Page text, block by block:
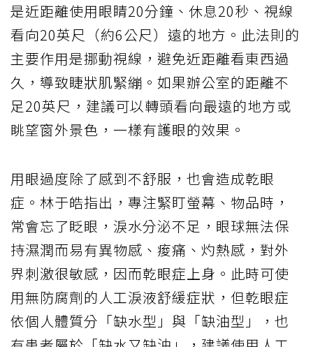
是近距離使用眼睛20分鐘、休息20秒、視線
看向20英尺（約6公尺）遠的地方。此法則的
主要作用是挪動視線，避免近距離看東西過
久，導致睫狀肌緊繃。如果辦公室的距離不
足20英尺，建議可以轉頭看向最遠的地方或
眺望窗外景色，一樣有護眼的效果。
用眼過度除了感到不舒服，也會造成乾眼
症。林于皓指出，專注緊盯螢幕、物品時，
常會忘了眨眼，淚水分泌不足，眼球無法保
持濕潤而易有異物感、痠痛、灼熱感，對外
界刺激很敏感，因而乾眼症上身。此時可使
用無防腐劑的人工淚液舒緩症狀，但乾眼症
依個人體質分「缺水型」與「缺油型」，也